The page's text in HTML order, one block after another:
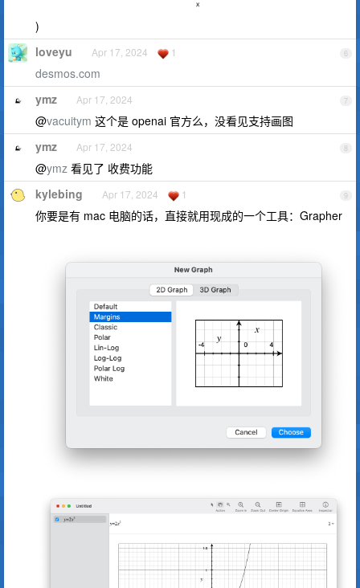
)
6
loveyu Apr 17, 2024 1
desmos.com
7
ymz Apr 17, 2024
@vacuitym 这个是 openai 官方么，没看见支持画图
8
ymz Apr 17, 2024
@ymz 看见了 收费功能
9
kylebing Apr 17, 2024 1
你要是有 mac 电脑的话，直接就用现成的一个工具：Grapher